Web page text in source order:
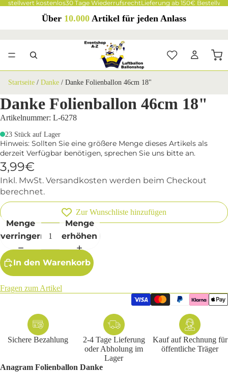
kostenlos30 Tage WiederrufsrechtLieferung ab 150€
Über 10.000 Artikel für jeden Anlass
Startseite / Danke / Danke Folienballon 46cm 18"
Danke Folienballon 46cm 18"
Artikelnummer: L-6278
23 Stück auf Lager
Hinweis: Sollten Sie eine größere Menge dieses Artikels als
derzeit Verfügbar benötigen, sprechen Sie uns bitte an.
3,99€
Inkl. MwSt. Versandkosten werden beim Checkout
berechnet.
Zur Wunschliste hinzufügen
Menge
verringern
Menge
erhöhen
In den Warenkorb
Fragen zum Artikel
Sichere Bezahlung
2-4 Tage Lieferung
oder Abholung im
Lager
Kauf auf Rechnung für
öffentliche Träger
Anagram Folienballon Danke